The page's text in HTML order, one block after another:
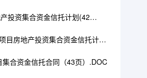
投资集合资金信托计划(42
目房地产投资集合资金信托计划
合资金信托合同（43页）.DOC